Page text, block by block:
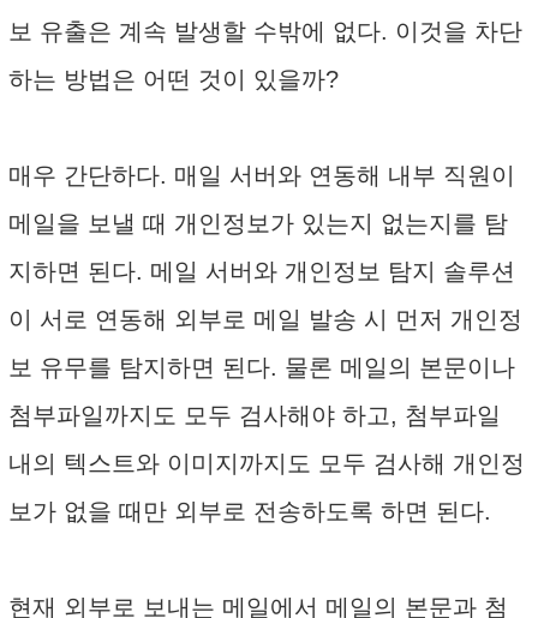
보 유출은 계속 발생할 수밖에 없다. 이것을 차단
하는 방법은 어떤 것이 있을까?
매우 간단하다. 매일 서버와 연동해 내부 직원이
메일을 보낼 때 개인정보가 있는지 없는지를 탐
지하면 된다. 메일 서버와 개인정보 탐지 솔루션
이 서로 연동해 외부로 메일 발송 시 먼저 개인정
보 유무를 탐지하면 된다. 물론 메일의 본문이나
첨부파일까지도 모두 검사해야 하고, 첨부파일
내의 텍스트와 이미지까지도 모두 검사해 개인정
보가 없을 때만 외부로 전송하도록 하면 된다.
현재 외부로 보내는 메일에서 메일의 본문과 첨